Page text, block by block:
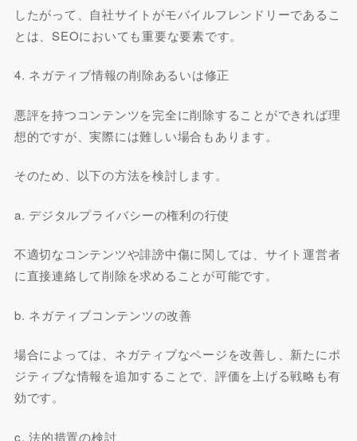
したがって、自社サイトがモバイルフレンドリーであるこ
とは、SEOにおいても重要な要素です。
4. ネガティブ情報の削除あるいは修正
悪評を持つコンテンツを完全に削除することができれば理
想的ですが、実際には難しい場合もあります。
そのため、以下の方法を検討します。
a. デジタルプライバシーの権利の行使
不適切なコンテンツや誹謗中傷に関しては、サイト運営者
に直接連絡して削除を求めることが可能です。
b. ネガティブコンテンツの改善
場合によっては、ネガティブなページを改善し、新たにポ
ジティブな情報を追加することで、評価を上げる戦略も有
効です。
c. 法的措置の検討